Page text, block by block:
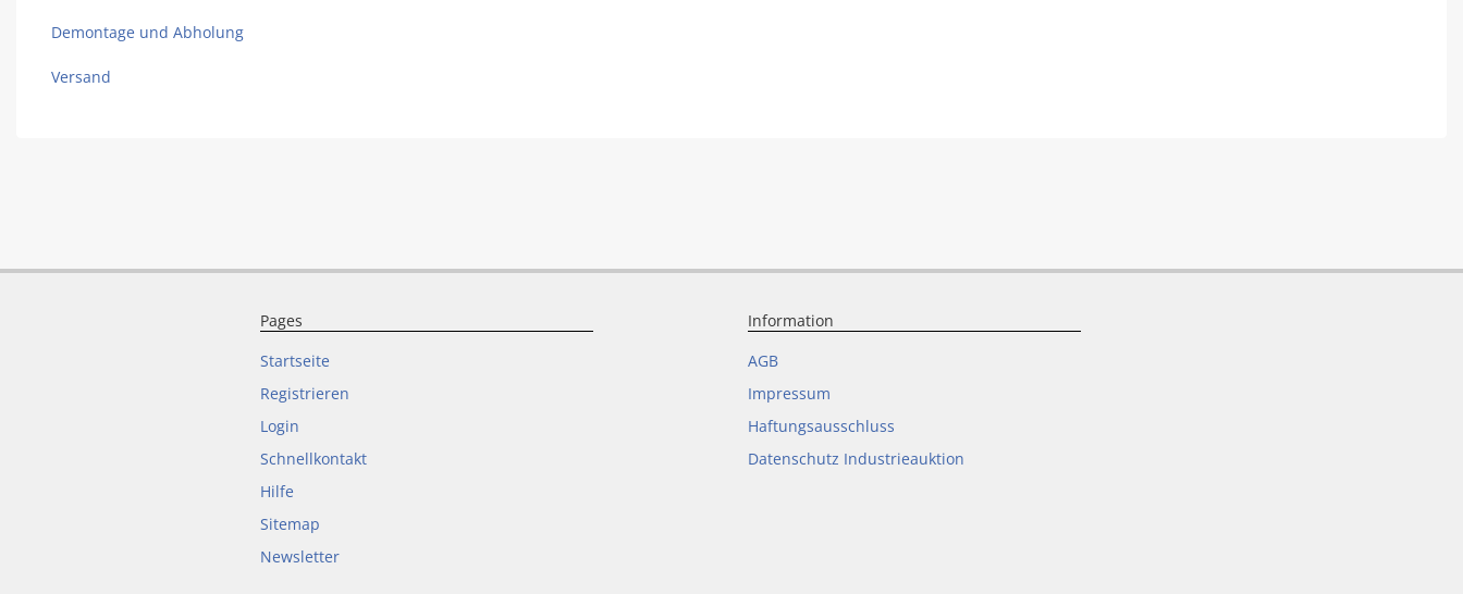
Demontage und Abholung
Versand
Pages
Startseite
Registrieren
Login
Schnellkontakt
Hilfe
Sitemap
Newsletter
Information
AGB
Impressum
Haftungsausschluss
Datenschutz Industrieauktion